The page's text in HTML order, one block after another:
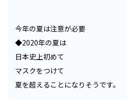
今年の夏は注意が必要
◆2020年の夏は
日本史上初めて
マスクをつけて
夏を超えることになりそうです。